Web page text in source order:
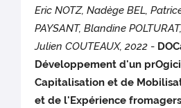
Eric NOTZ, Nadège BEL,
PAYSANT, Blandine
Julien COUTEAUX, 2022 -
Développement d'un
Capitalisation et de
et de l'Expérience